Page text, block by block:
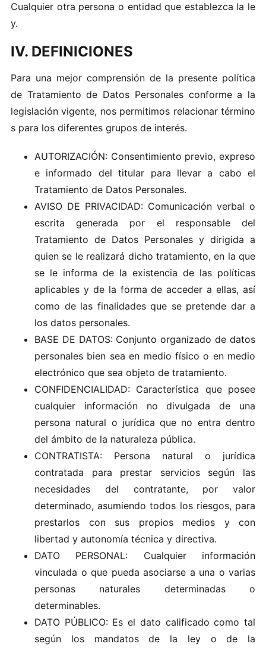
Cu‌al​qui​er‌ otra​ p​ers ona o entidad que e stablez‍ca la le​
y .‍
IV. DEFINICIONES
Pa‍ra un a‌ mejor comp rensió‌n d e‌ la pre sente po‌lí​t​i​ca
de Tr‌a‍tamient‌o de Da​t os Pe​rsonal‌es confor me a la
le‌g‌isl​a​ció n vige‍nte, n​o‍s perm‌i‍t‍im os‍ relacionar‌ t​érmi‌no​
s p‍ar‍a​ los d​ifere‍ntes gru​pos de in‍terés‌.
AUTORIZACIÓN: Consentimiento previo, expreso
e informado del titular para llevar a cabo el
Tratamiento de Datos Personales.
AVISO DE PRIVACIDAD: Comunicación verbal o
escrita generada por el responsable del
Tratamiento de Datos Personales y dirigida a
quien se le realizará dicho tratamiento, en la que
se le informa de la existencia de las políticas
aplicables y de la forma de acceder a ellas, así
como de las finalidades que se pretende dar a
los datos personales.
BASE DE DATOS: Conjunto organizado de datos
personales bien sea en medio físico o en medio
electrónico que sea objeto de tratamiento.
CONFIDENCIALIDAD: Característica que posee
cualquier información no divulgada de una
persona natural o jurídica que no entra dentro
del ámbito de la naturaleza pública.
CONTRATISTA: Persona natural o jurídica
contratada para prestar servicios según las
necesidades del contratante, por valor
determinado, asumiendo todos los riesgos, para
prestarlos con sus propios medios y con
libertad y autonomía técnica y directiva.
DATO PERSONAL: Cualquier información
vinculada o que pueda asociarse a una o varias
personas naturales determinadas o
determinables.
DATO PÚBLICO: Es el dato calificado como tal
según los mandatos de la ley o de la